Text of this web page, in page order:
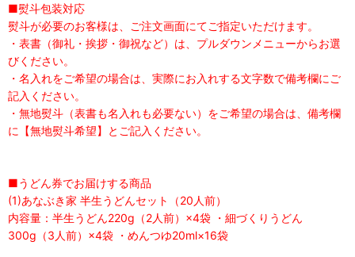
■熨斗包装対応
熨斗が必要のお客様は、ご注文画面にてご指定いただけます。
・表書（御礼・挨拶・御祝など）は、プルダウンメニューからお選
びください。
・名入れをご希望の場合は、実際にお入れする文字数で備考欄にご
記入ください。
・無地熨斗（表書も名入れも必要ない）をご希望の場合は、備考欄
に【無地熨斗希望】とご記入ください。
■うどん券でお届けする商品
(1)あなぶき家 半生うどんセット（20人前）
内容量：半生うどん220g（2人前）×4袋 ・細づくりうどん
300g（3人前）×4袋 ・めんつゆ20ml×16袋